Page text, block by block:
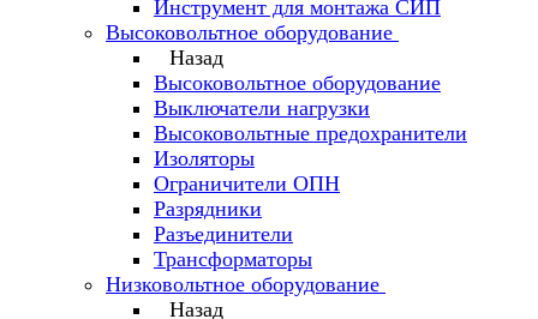
Инструмент для монтажа СИП
Высоковольтное оборудование
Назад
Высоковольтное оборудование
Выключатели нагрузки
Высоковольтные предохранители
Изоляторы
Ограничители ОПН
Разрядники
Разъединители
Трансформаторы
Низковольтное оборудование
Назад